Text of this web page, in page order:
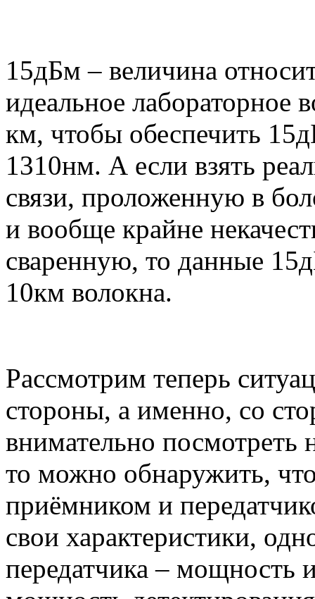
15дБм – величина
идеальное лабораторное
км, чтобы обеспечить
1310нм. А если взять
связи, проложенную в
и вообще крайне
сваренную, то данные
10км волокна.
Рассмотрим теперь
стороны, а именно, со
внимательно посмотреть
то можно обнаружить,
приёмником и
свои характеристики,
передатчика – мощность